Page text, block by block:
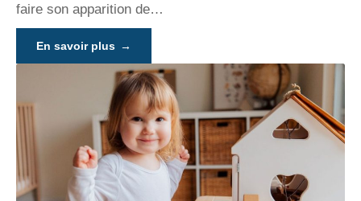
faire son apparition de…
En savoir plus